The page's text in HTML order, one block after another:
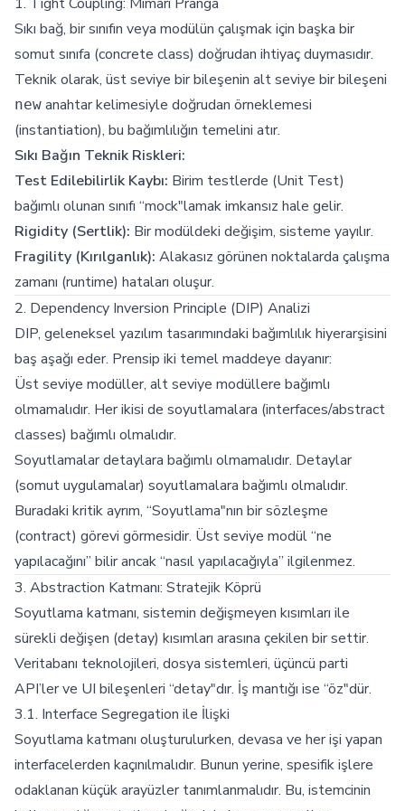
Sıkı bağ, bir sınıfın veya modülün çalışmak için başka bir
somut sınıfa (concrete class) doğrudan ihtiyaç duymasıdır.
Teknik olarak, üst seviye bir bileşenin alt seviye bir bileşeni
new anahtar kelimesiyle doğrudan örneklemesi
(instantiation), bu bağımlılığın temelini atır.
Sıkı Bağın Teknik Riskleri:
Test Edilebilirlik Kaybı: Birim testlerde (Unit Test)
bağımlı olunan sınıfı “mock"lamak imkansız hale gelir.
Rigidity (Sertlik): Bir modüldeki değişim, sisteme yayılır.
Fragility (Kırılganlık): Alakasız görünen noktalarda çalışma
zamanı (runtime) hataları oluşur.
2. Dependency Inversion Principle (DIP) Analizi
DIP, geleneksel yazılım tasarımındaki bağımlılık hiyerarşisini
baş aşağı eder. Prensip iki temel maddeye dayanır:
Üst seviye modüller, alt seviye modüllere bağımlı
olmamalıdır. Her ikisi de soyutlamalara (interfaces/abstract
classes) bağımlı olmalıdır.
Soyutlamalar detaylara bağımlı olmamalıdır. Detaylar
(somut uygulamalar) soyutlamalara bağımlı olmalıdır.
Buradaki kritik ayrım, “Soyutlama"nın bir sözleşme
(contract) görevi görmesidir. Üst seviye modül “ne
yapılacağını” bilir ancak “nasıl yapılacağıyla” ilgilenmez.
3. Abstraction Katmanı: Stratejik Köprü
Soyutlama katmanı, sistemin değişmeyen kısımları ile
sürekli değişen (detay) kısımları arasına çekilen bir settir.
Veritabanı teknolojileri, dosya sistemleri, üçüncü parti
API’ler ve UI bileşenleri “detay"dır. İş mantığı ise “öz"dür.
3.1. Interface Segregation ile İlişki
Soyutlama katmanı oluşturulurken, devasa ve her işi yapan
interfacelerden kaçınılmalıdır. Bunun yerine, spesifik işlere
odaklanan küçük arayüzler tanımlanmalıdır. Bu, istemcinin